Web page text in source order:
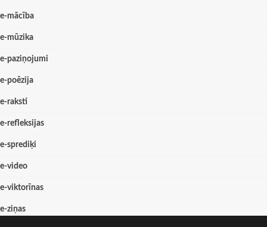
e-mācība
e-mūzika
e-paziņojumi
e-poēzija
e-raksti
e-refleksijas
e-sprediķi
e-video
e-viktorīnas
e-ziņas